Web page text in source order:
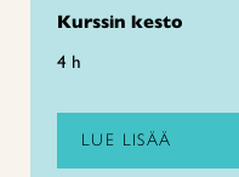
Kurssin kesto
4 h
LUE LISÄÄ